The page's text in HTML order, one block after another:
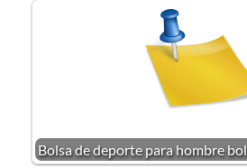
Bolsa de deporte para hombre